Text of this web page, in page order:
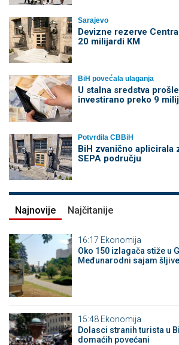
Sarajevo
Devizne rezerve
20 milijardi KM
BiH povećala ulaganja
U stalna sredstva
investirano preko 9
Potvrdila CBBiH
BiH zvanično aplicirala
SEPA području
Najnovije Najčitanije
16:17 Ekonomija
Oko 150 izlagača stiže u
Međunarodni sajam šljive
15:48 Ekonomija
Dolasci stranih turista u
domaćih povećani